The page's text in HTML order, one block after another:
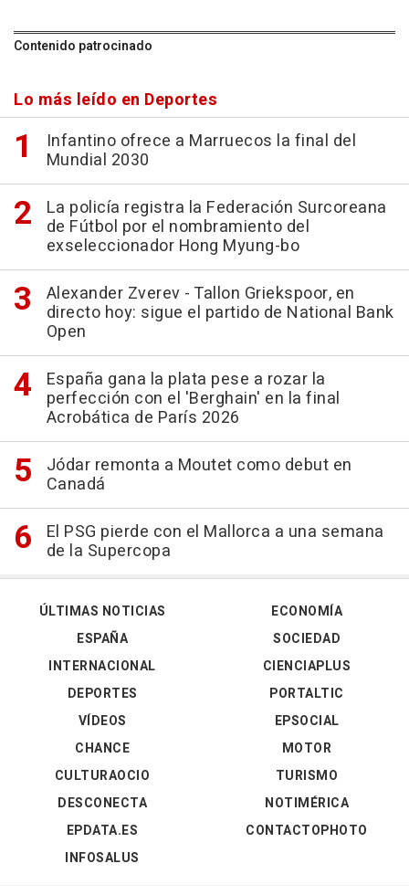
Contenido patrocinado
Lo más leído en Deportes
Infantino ofrece a Marruecos la final del
Mundial 2030
La policía registra la Federación Surcoreana
de Fútbol por el nombramiento del
exseleccionador Hong Myung-bo
Alexander Zverev - Tallon Griekspoor, en
directo hoy: sigue el partido de National Bank
Open
España gana la plata pese a rozar la
perfección con el 'Berghain' en la final
Acrobática de París 2026
Jódar remonta a Moutet como debut en
Canadá
El PSG pierde con el Mallorca a una semana
de la Supercopa
ÚLTIMAS NOTICIAS
ESPAÑA
INTERNACIONAL
DEPORTES
VÍDEOS
ECONOMÍA
SOCIEDAD
CIENCIAPLUS
PORTALTIC
EPSOCIAL
CHANCE
CULTURAOCIO
DESCONECTA
EPDATA.ES
INFOSALUS
MOTOR
TURISMO
NOTIMÉRICA
CONTACTOPHOTO